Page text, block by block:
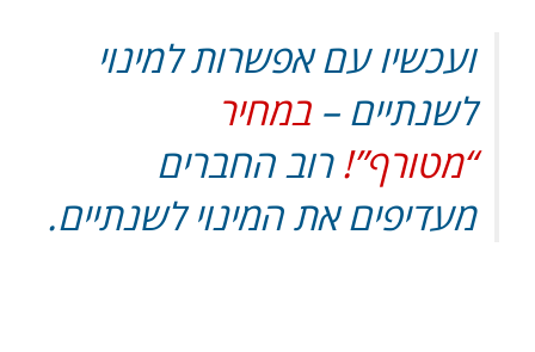
ועכשיו עם אפשרות למינוי
לשנתיים –במחיר
“מטורף”!רוב החברים
מעדיפים את המינוי לשנתיים.